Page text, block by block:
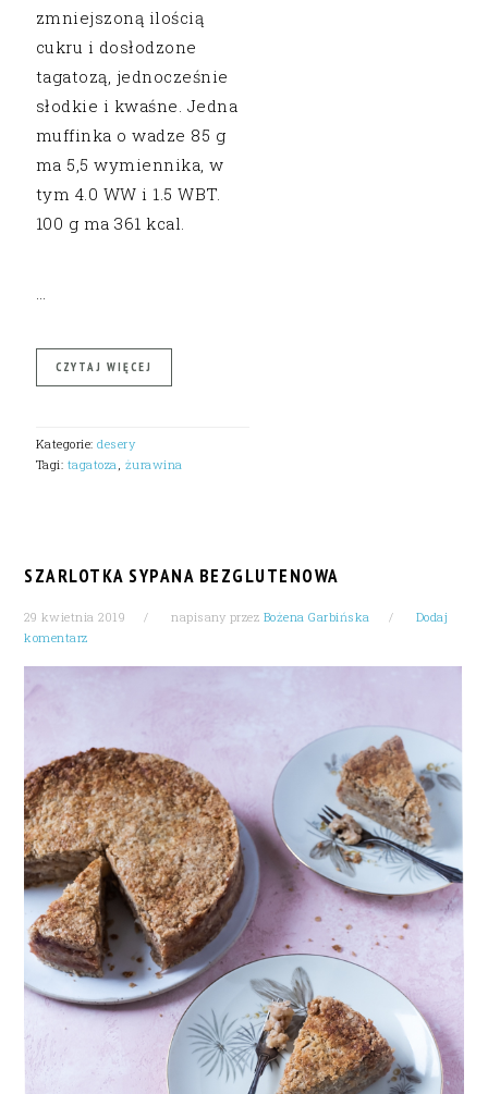
zmniejszoną ilością
cukru i dosłodzone
tagatozą, jednocześnie
słodkie i kwaśne. Jedna
muffinka o wadze 85 g
ma 5,5 wymiennika, w
tym 4.0 WW i 1.5 WBT.
100 g ma 361 kcal.
CZYTAJ WIĘCEJ
Kategorie:desery
Tagi: tagatoza żurawina
SZARLOTKA SYPANA BEZGLUTENOWA
29 kwietnia 2019 napisany przez Bożena Garbińska
Dodaj
komentarz